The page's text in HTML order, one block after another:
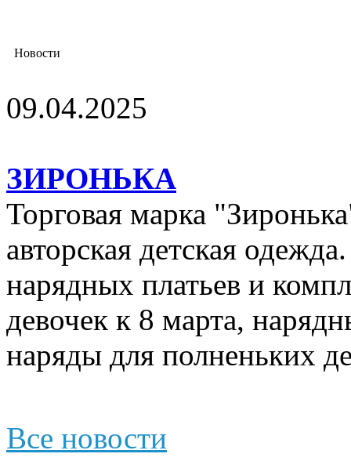
Новости
09.04.2025
ЗИРОНЬКА
Торговая марка
авторская детская
нарядных платьев и
девочек к 8 марта,
наряды для полненьких
Все новости